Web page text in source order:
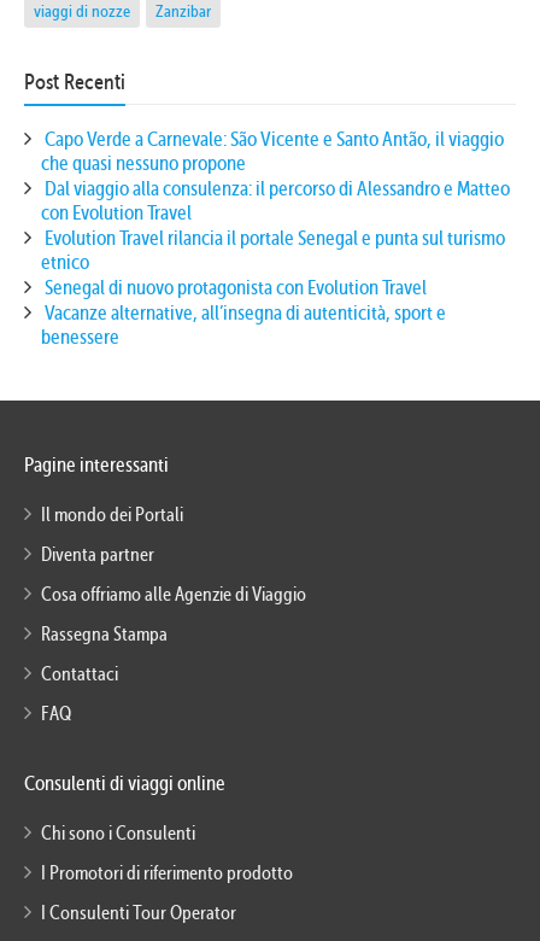
viaggi di nozze
Zanzibar
Post Recenti
Capo Verde a Carnevale: São Vicente e Santo Antão, il viaggio
che quasi nessuno propone
Dal viaggio alla consulenza: il percorso di Alessandro e Matteo
con Evolution Travel
Evolution Travel rilancia il portale Senegal e punta sul turismo
etnico
Senegal di nuovo protagonista con Evolution Travel
Vacanze alternative, all’insegna di autenticità, sport e
benessere
Pagine interessanti
Il mondo dei Portali
Diventa partner
Cosa offriamo alle Agenzie di Viaggio
Rassegna Stampa
Contattaci
FAQ
Consulenti di viaggi online
Chi sono i Consulenti
I Promotori di riferimento prodotto
I Consulenti Tour Operator